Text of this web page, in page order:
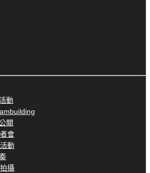
動
關
會
動
攝